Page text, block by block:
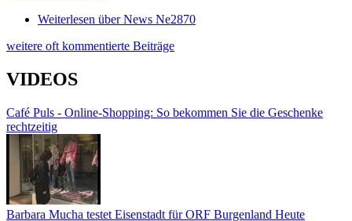
Weiterlesen über News Ne2870
weitere oft kommentierte Beiträge
VIDEOS
Café Puls - Online-Shopping: So bekommen Sie die Geschenke
rechtzeitig
Barbara Mucha testet Eisenstadt für ORF Burgenland Heute